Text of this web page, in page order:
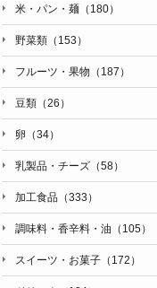
米・パン・麺（180）
野菜類（153）
フルーツ・果物（187）
豆類（26）
卵（34）
乳製品・チーズ（58）
加工食品（333）
調味料・香辛料・油（105）
スイーツ・お菓子（172）